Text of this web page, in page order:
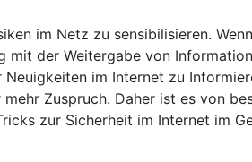
im Netz zu sensibilisieren.
der Weitergabe von
im Internet zu
Zuspruch. Daher ist es von
zur Sicherheit im Internet im